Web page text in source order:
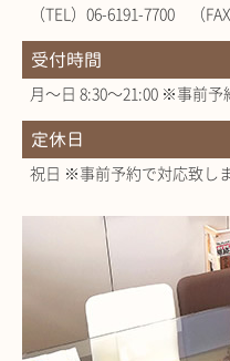
（TEL）06-6191-7700 （
受付時間
月～日 8:30～21:00 ※事前予
定休日
祝日 ※事前予約で対応致しま